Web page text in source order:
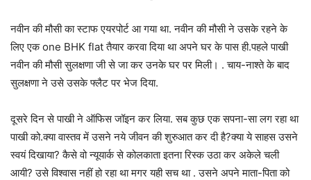
नवीन की मौसी का स्टाफ एयरपोर्ट आ गया था. नवीन की मौसी ने उसके रहने के
लिए एक one BHK flat तैयार करवा दिया था अपने घर के पास ही.पहले पाखी
नवीन की मौसी सुलक्षणा जी से जा कर उनके घर पर मिली। . चाय-नाश्ते के बाद
सुलक्षणा ने उसे उसके फ्लैट पर भेज दिया.
दूसरे दिन से पाखी ने ऑफिस जॉइन कर लिया. सब कुछ एक सपना-सा लग रहा था
पाखी को.क्या वास्तव में उसने नये जीवन की शुरुआत कर दी है?क्या ये साहस उसने
स्वयं दिखाया? कैसे वो न्यूयार्क से कोलकाता इतना रिस्क उठा कर अकेले चली
आयी? उसे विश्वास नहीं हो रहा था मगर यही सच था . उसने अपने माता-पिता को